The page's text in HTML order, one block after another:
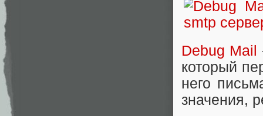
Debug Mail
который
него
значения,